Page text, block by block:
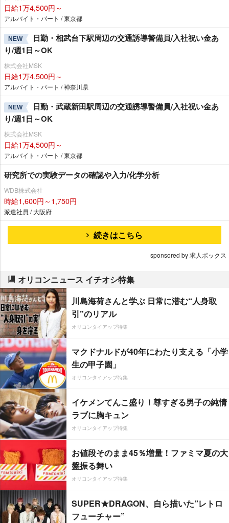
日給1万4,500円～
アルバイト・パート / 東京都
NEW
日勤・相武台下駅周辺の交通誘導警備員/入社祝い金あ
り/週1日～OK
株式会社MSK
日給1万4,500円～
アルバイト・パート / 神奈川県
NEW
日勤・武蔵新田駅周辺の交通誘導警備員/入社祝い金あ
り/週1日～OK
株式会社MSK
日給1万4,500円～
アルバイト・パート / 東京都
研究所での実験データの確認や入力/化学分析
WDB株式会社
時給1,600円～1,750円
派遣社員 / 大阪府
続きはこちら
sponsored by 求人ボックス
オリコンニュース イチオシ特集
川島海荷さんと学ぶ 日常に潜む“人身取
引”のリアル
オリコンタイアップ特集
マクドナルドが40年にわたり支える「小学
生の甲子園」
オリコンタイアップ特集
イケメンてんこ盛り！尊すぎる男子の純情
ラブに胸キュン
オリコンタイアップ特集
お値段そのまま45％増量！ファミマ夏の大
盤振る舞い
オリコンタイアップ特集
SUPER★DRAGON、自ら描いた”レトロ
フューチャー”